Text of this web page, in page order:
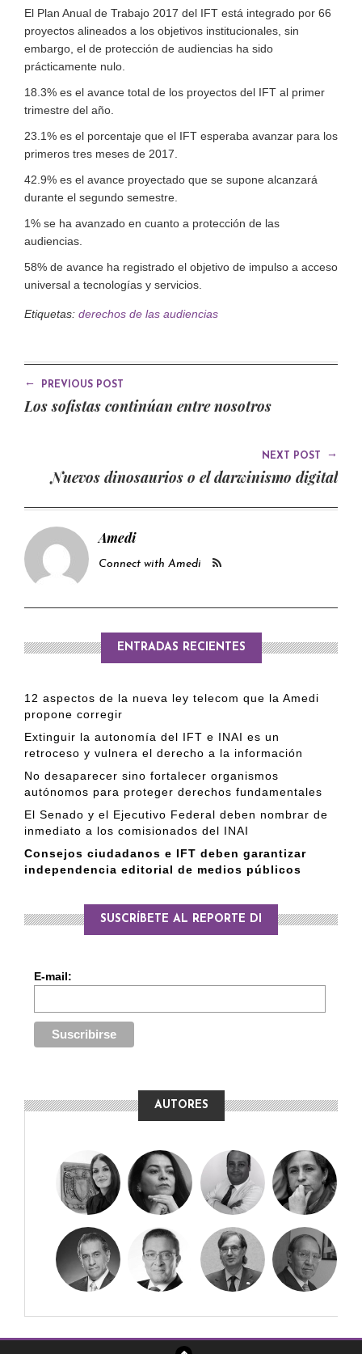
El Plan Anual de Trabajo 2017 del IFT está integrado por 66
proyectos alineados a los objetivos institucionales, sin
embargo, el de protección de audiencias ha sido
prácticamente nulo.
18.3% es el avance total de los proyectos del IFT al primer
trimestre del año.
23.1% es el porcentaje que el IFT esperaba avanzar para los
primeros tres meses de 2017.
42.9% es el avance proyectado que se supone alcanzará
durante el segundo semestre.
1% se ha avanzado en cuanto a protección de las
audiencias.
58% de avance ha registrado el objetivo de impulso a acceso
universal a tecnologías y servicios.
Etiquetas: derechos de las audiencias
← PREVIOUS POST
Los sofistas continúan entre nosotros
NEXT POST →
Nuevos dinosaurios o el darwinismo digital
Amedi
Connect with Amedi
ENTRADAS RECIENTES
12 aspectos de la nueva ley telecom que la Amedi
propone corregir
Extinguir la autonomía del IFT e INAI es un
retroceso y vulnera el derecho a la información
No desaparecer sino fortalecer organismos
autónomos para proteger derechos fundamentales
El Senado y el Ejecutivo Federal deben nombrar de
inmediato a los comisionados del INAI
Consejos ciudadanos e IFT deben garantizar
independencia editorial de medios públicos
SUSCRÍBETE AL REPORTE DI
E-mail:
AUTORES